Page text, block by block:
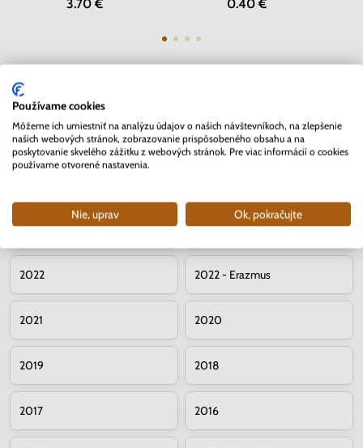
3.70 € 0.40 €
Pamätné 2 euromince – ročníky
2024 2023
2022 2022 - Erazmus
2021 2020
2019 2018
2017 2016
Používame cookies
Môžeme ich umiestniť na analýzu údajov o našich návštevníkoch, na zlepšenie
našich webových stránok, zobrazovanie prispôsobeného obsahu a na
poskytovanie skvelého zážitku z webových stránok. Pre viac informácií o cookies
používame otvorené nastavenia.
Nie, uprav Ok, pokračujte